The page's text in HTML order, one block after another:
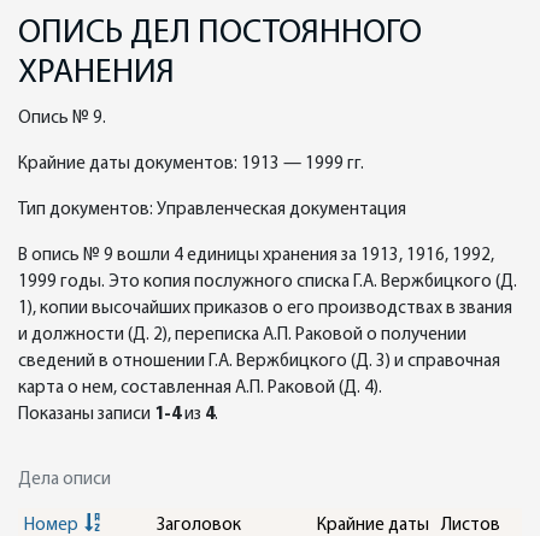
ОПИСЬ ДЕЛ ПОСТОЯННОГО
ХРАНЕНИЯ
Опись № 9.
Крайние даты документов: 1913 — 1999 гг.
Тип документов: Управленческая документация
В опись № 9 вошли 4 единицы хранения за 1913, 1916, 1992,
1999 годы. Это копия послужного списка Г.А. Вержбицкого (Д.
1), копии высочайших приказов о его производствах в звания
и должности (Д. 2), переписка А.П. Раковой о получении
сведений в отношении Г.А. Вержбицкого (Д. 3) и справочная
карта о нем, составленная А.П. Раковой (Д. 4).
Показаны записи 1-4из 4.
Дела описи
Номер Заголовок Крайние даты Листов